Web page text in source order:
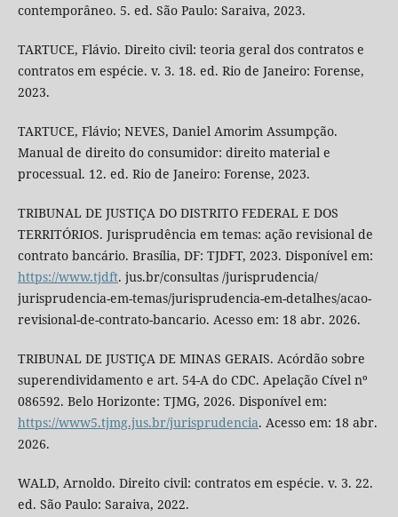
contemporâneo. 5. ed. São Paulo: Saraiva, 2023.
TARTUCE, Flávio. Direito civil: teoria geral dos contratos e
contratos em espécie. v. 3. 18. ed. Rio de Janeiro: Forense,
2023.
TARTUCE, Flávio; NEVES, Daniel Amorim Assumpção.
Manual de direito do consumidor: direito material e
processual. 12. ed. Rio de Janeiro: Forense, 2023.
TRIBUNAL DE JUSTIÇA DO DISTRITO FEDERAL E DOS
TERRITÓRIOS. Jurisprudência em temas: ação revisional de
contrato bancário. Brasília, DF: TJDFT, 2023. Disponível em:
https://www.tjdft. jus.br/consultas /jurisprudencia/
jurisprudencia-em-temas/jurisprudencia-em-detalhes/acao-
revisional-de-contrato-bancario. Acesso em: 18 abr. 2026.
TRIBUNAL DE JUSTIÇA DE MINAS GERAIS. Acórdão sobre
superendividamento e art. 54-A do CDC. Apelação Cível nº
086592. Belo Horizonte: TJMG, 2026. Disponível em:
https://www5.tjmg.jus.br/jurisprudencia. Acesso em: 18 abr.
2026.
WALD, Arnoldo. Direito civil: contratos em espécie. v. 3. 22.
ed. São Paulo: Saraiva, 2022.